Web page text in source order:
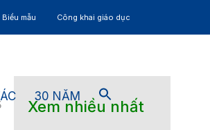
mẫu Công khai giáo dục
30 NĂM
Xem nhiều nhất